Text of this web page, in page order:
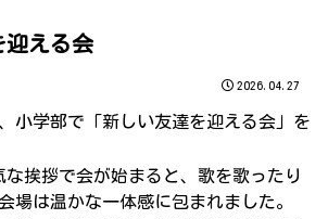
迎える会
2026.04.27
小学部で「新しい友達を迎える会」を
挨拶で会が始まると、歌を歌ったり
場は温かな一体感に包まれました。